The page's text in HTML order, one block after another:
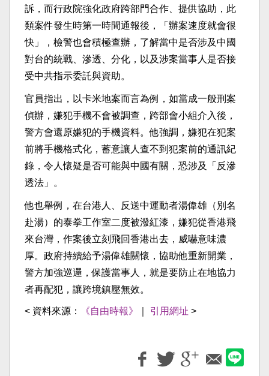
訴，而行政院強化政府跨部門合作、提供協助，此
類案件發生時第一時間通報後，「辦案速度就會很
快」，檢警也會積極查辦，了解當中是否涉及中國
對台的統戰、滲透、分化，以及涉案當事人是否接
受中共指示委託與資助。
官員指出，以卡米地案而言為例，如當成一般刑案
偵辦，嫌犯手機不會被調查，跨部會小組介入後，
警方會還原嫌犯的手機資料。他強調，嫌犯在犯案
前將手機格式化，蓄意讓人查不到犯案前的通訊紀
錄，令人懷疑是否可能與中國有關，恐涉及「反滲
透法」。
他也舉例，在台港人、反送中運動者湯偉雄（別名
赴湯）的泰拳工作室二度被潑紅漆，嫌犯從香港飛
來台灣，作案後立刻飛回香港出去，威嚇意味濃
厚。政府持續給予湯偉雄關懷，協助他重新開業，
警方加強巡邏，保護當事人，就是要防止在地協力
者再配犯，讓跨境鎮壓無效。
< 資料來源： 《自由時報》 引用網址 >